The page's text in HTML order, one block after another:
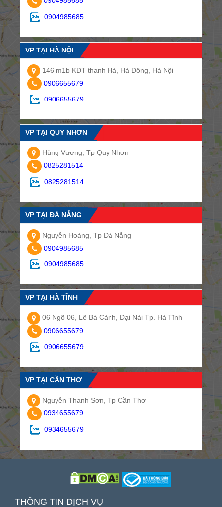
0904985685
VP TẠI HÀ NỘI
146 m1b KĐT thanh Hà, Hà Đông, Hà Nội
0906655679
0906655679
VP TẠI QUY NHƠN
Hùng Vương, Tp Quy Nhơn
0825281514
0825281514
VP TẠI ĐÀ NẴNG
Nguyễn Hoàng, Tp Đà Nẵng
0904985685
0904985685
VP TẠI HÀ TĨNH
06 Ngõ 06, Lê Bá Cảnh, Đại Nài Tp. Hà Tĩnh
0906655679
0906655679
VP TẠI CẦN THƠ
Nguyễn Thanh Sơn, Tp Cần Thơ
0934655679
0934655679
THÔNG TIN DỊCH VỤ